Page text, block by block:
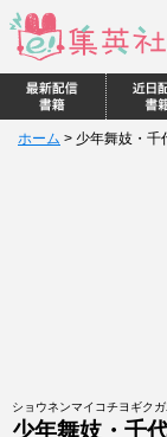
ホーム > 少年舞妓・
ショウネンマイコチヨギク
少年舞妓・千